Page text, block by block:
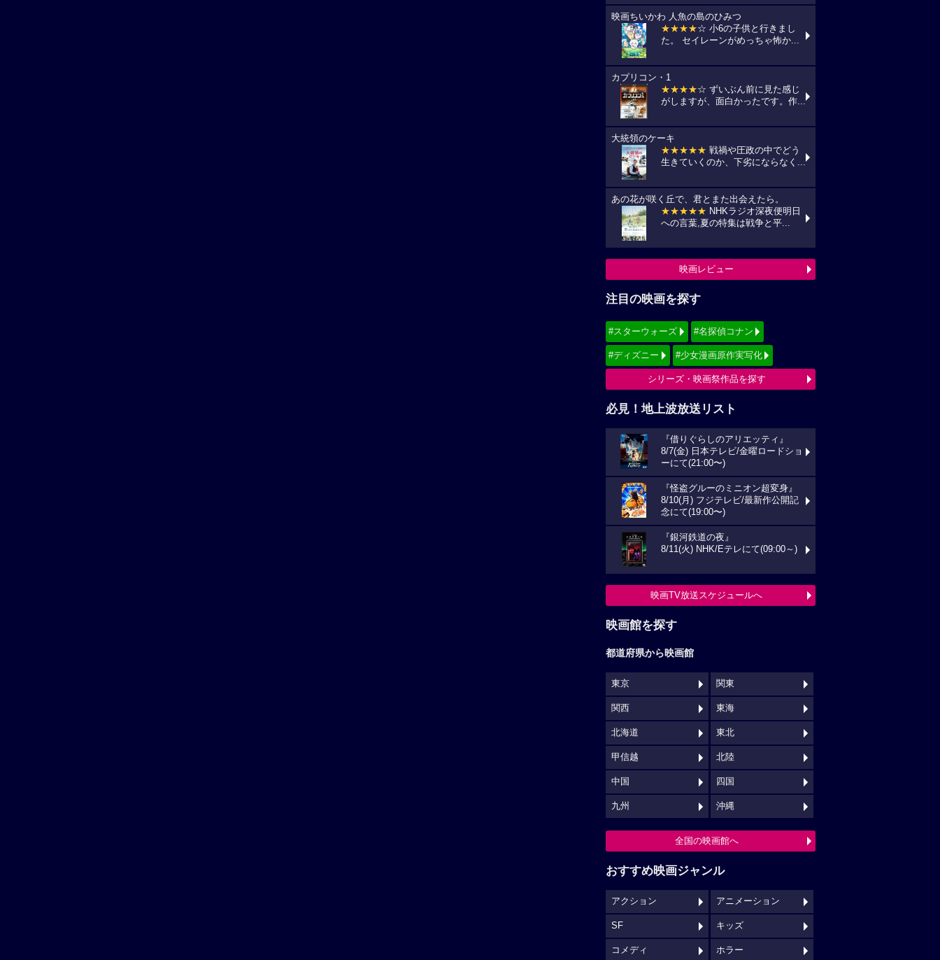
映画ちいかわ 人魚の島のひみつ
★★★★☆ 小6の子供と行きまし
た。 セイレーンがめっちゃ怖か...
カプリコン・1
★★★★☆ ずいぶん前に見た感じ
がしますが、面白かったです。作...
大統領のケーキ
★★★★★ 戦禍や圧政の中でどう
生きていくのか、下劣にならなく...
あの花が咲く丘で、君とまた出会えたら。
★★★★★ NHKラジオ深夜便明日
への言葉,夏の特集は戦争と平...
映画レビュー
注目の映画を探す
#スターウォーズ #名探偵コナン
#ディズニー #少女漫画原作実写化
シリーズ・映画祭作品を探す
必見！地上波放送リスト
『借りぐらしのアリエッティ』
8/7(金) 日本テレビ/金曜ロードショ
ーにて(21:00〜)
『怪盗グルーのミニオン超変身』
8/10(月) フジテレビ/最新作公開記
念にて(19:00〜)
『銀河鉄道の夜』
8/11(火) NHK/Eテレにて(09:00～)
映画TV放送スケジュールへ
映画館を探す
都道府県から映画館
東京 関東
関西 東海
北海道 東北
甲信越 北陸
中国 四国
九州 沖縄
全国の映画館へ
おすすめ映画ジャンル
アクション アニメーション
SF キッズ
コメディ ホラー